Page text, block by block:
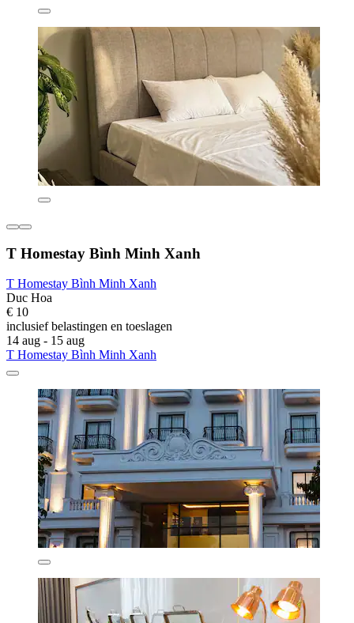
T Homestay Bình Minh Xanh
T Homestay Bình Minh Xanh
Duc Hoa
€ 10
inclusief belastingen en toeslagen
14 aug - 15 aug
T Homestay Bình Minh Xanh